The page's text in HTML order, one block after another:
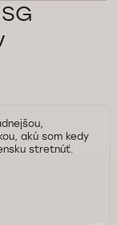
akú som kedy
stretnúť.